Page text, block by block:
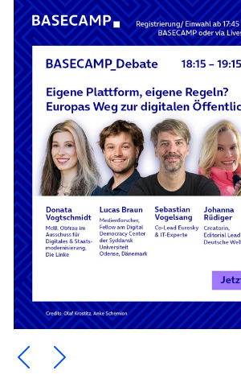
Ein Element zurück blättern
Ein Element weiter blättern